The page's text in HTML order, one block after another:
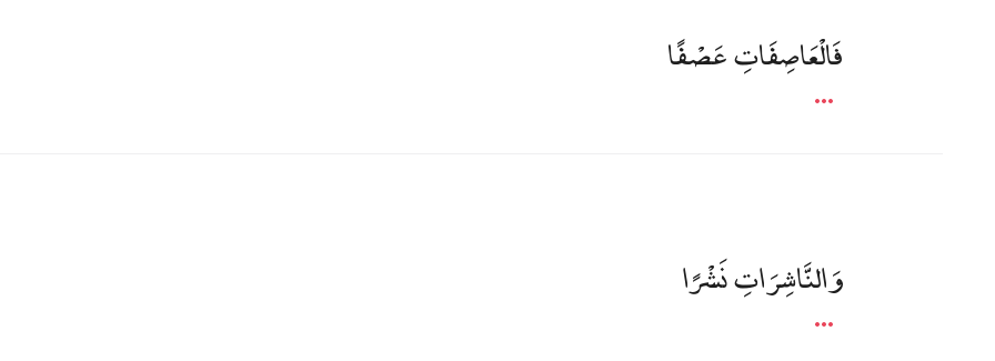
فَالْعَاصِفَاتِ عَصْفًا
وَالنَّاشِرَاتِ نَشْرًا